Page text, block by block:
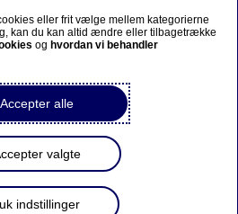
og forstår den måde, de
bedre skabe et tryggere
gældende love og regler.
når vi forstår og
med at bruge banken.
tilgang har vi på koncernniveau
og politikker for Kend din
og hvordan vi screener for
og politikker opfylder
eller frit vælge mellem kategorierne
kan du kan altid ændre eller tilbagetrække
og hvordan vi behandler
Accepter alle
valgte
indstillinger